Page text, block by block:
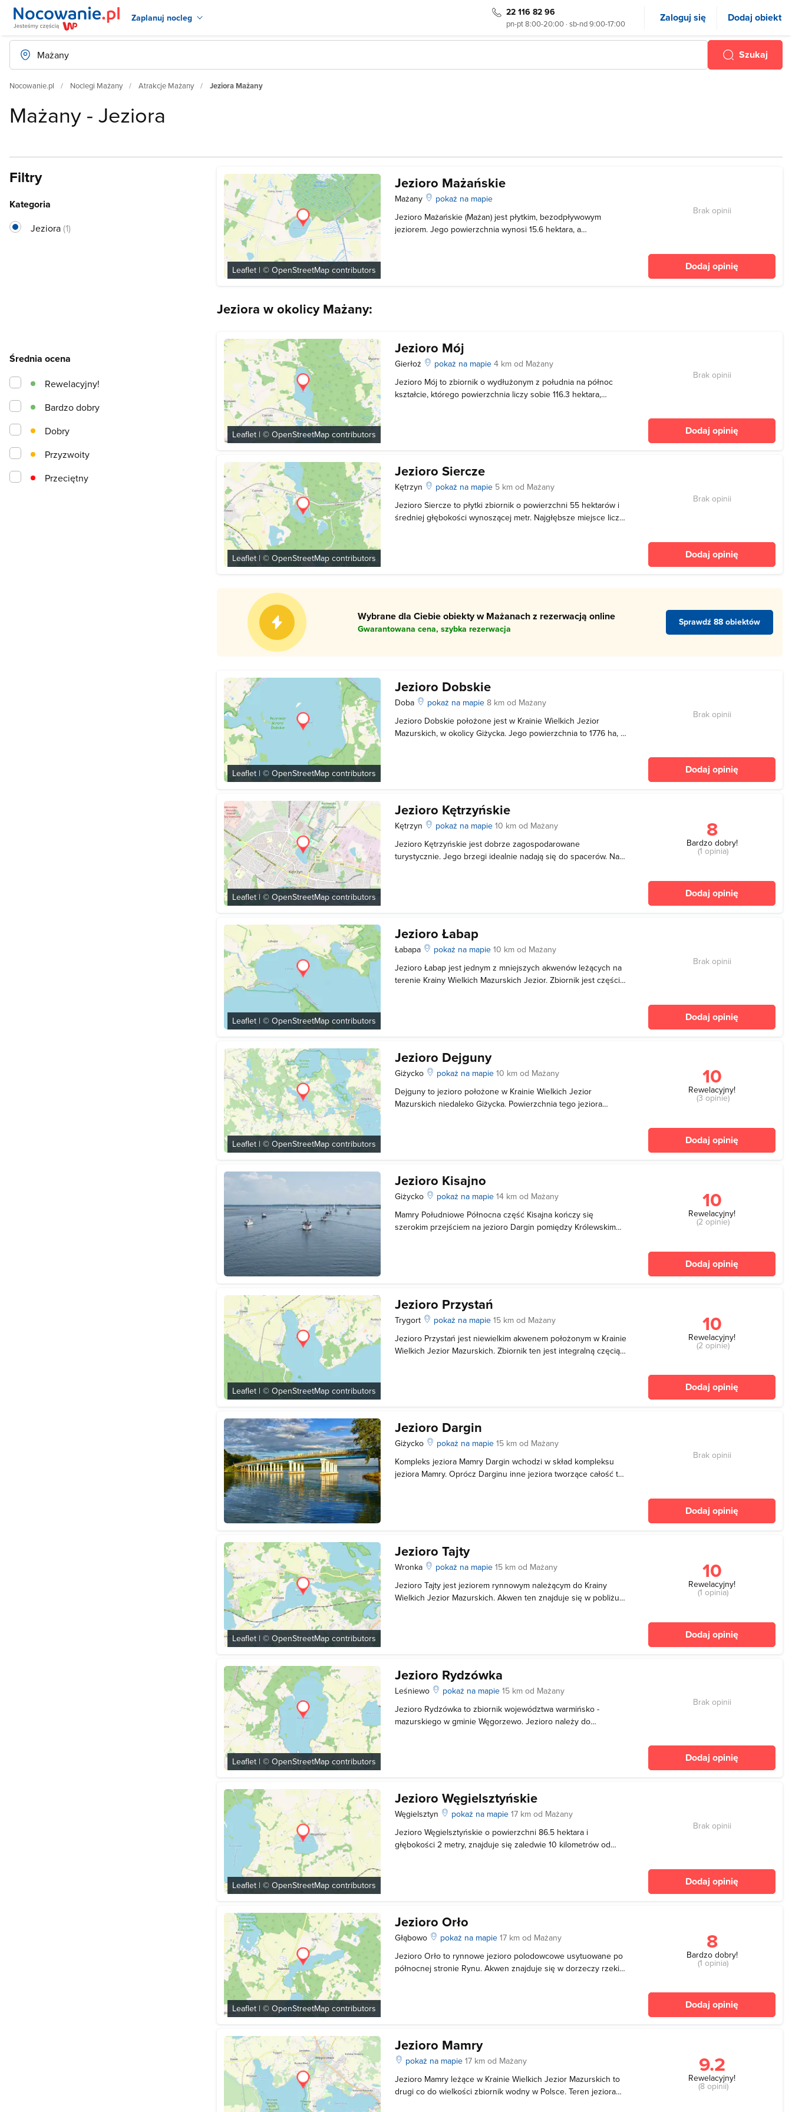
Zaplanuj nocleg 22 116 82 96
pn-pt 8:00-20:00 · sb-nd 9:00-17:00 Zaloguj się Dodaj obiekt
Szukaj
Nocowanie.pl Noclegi Mażany Atrakcje Mażany Jeziora Mażany
Mażany - Jeziora
Leaflet | ©OpenStreetMap contributors
Jezioro Mażańskie
Mażany
pokaż na mapie
Jezioro Mażańskie (Mażan) jest płytkim, bezodpływowym
jeziorem. Jego powierzchnia wynosi 15.6 hektara, a
Brak opinii
Dodaj opinię
Jeziora w okolicy Mażany:
Leaflet | ©OpenStreetMap contributors
Jezioro Mój
Gierłoż pokaż na mapie4 km od Mażany
Jezioro Mój to zbiornik o wydłużonym z południa na północ
kształcie, którego powierzchnia liczy sobie 116.3 hektara,
Brak opinii
Dodaj opinię
Leaflet | ©OpenStreetMap contributors
Jezioro Siercze
Kętrzyn pokaż na mapie 5 km od Mażany
Jezioro Siercze to płytki zbiornik o powierzchni 55 hektarów i
średniej głębokości wynoszącej metr. Najgłębsze miejsce liczy
Brak opinii
Dodaj opinię
Wybrane dla Ciebie obiekty w Mażanach z rezerwacją online
Gwarantowana cena, szybka rezerwacja
Sprawdź 88 obiektów
Leaflet | ©OpenStreetMap contributors
Jezioro Dobskie
Doba pokaż na mapie8 km od Mażany
Jezioro Dobskie położone jest w Krainie Wielkich Jezior
Mazurskich, w okolicy Giżycka. Jego powierzchnia to 1776 ha, a
Brak opinii
Dodaj opinię
Leaflet | ©OpenStreetMap contributors
Jezioro Kętrzyńskie
Kętrzyn pokaż na mapie10 km od Mażany
Jezioro Kętrzyńskie jest dobrze zagospodarowane
turystycznie. Jego brzegi idealnie nadają się do spacerów. Na
8
Bardzo dobry!
(1 opinia)
Dodaj opinię
Leaflet | ©OpenStreetMap contributors
Jezioro Łabap
Łabapa pokaż na mapie10 km od Mażany
Jezioro Łabap jest jednym z mniejszych akwenów leżących na
terenie Krainy Wielkich Mazurskich Jezior. Zbiornik jest częścią
Brak opinii
Dodaj opinię
Leaflet | ©OpenStreetMap contributors
Jezioro Dejguny
Giżycko pokaż na mapie10 km od Mażany
Dejguny to jezioro położone w Krainie Wielkich Jezior
Mazurskich niedaleko Giżycka. Powierzchnia tego jeziora
10
Rewelacyjny!
(3 opinie)
Dodaj opinię
Jezioro Kisajno
Giżycko pokaż na mapie14 km od Mażany
Mamry Południowe Północna część Kisajna kończy się
szerokim przejściem na jezioro Dargin pomiędzy Królewskim
10
Rewelacyjny!
(2 opinie)
Dodaj opinię
Leaflet | ©OpenStreetMap contributors
Jezioro Przystań
Trygort pokaż na mapie15 km od Mażany
Jezioro Przystań jest niewielkim akwenem położonym w Krainie
Wielkich Jezior Mazurskich. Zbiornik ten jest integralną częcią
10
Rewelacyjny!
(2 opinie)
Dodaj opinię
Jezioro Dargin
Giżycko pokaż na mapie15 km od Mażany
Kompleks jeziora Mamry Dargin wchodzi w skład kompleksu
jeziora Mamry. Oprócz Darginu inne jeziora tworzące całość to:
Brak opinii
Dodaj opinię
Leaflet | ©OpenStreetMap contributors
Jezioro Tajty
Wronka pokaż na mapie15 km od Mażany
Jezioro Tajty jest jeziorem rynnowym należącym do Krainy
Wielkich Jezior Mazurskich. Akwen ten znajduje się w pobliżu
10
Rewelacyjny!
(1 opinia)
Dodaj opinię
Leaflet | ©OpenStreetMap contributors
Jezioro Rydzówka
Leśniewo pokaż na mapie15 km od Mażany
Jezioro Rydzówka to zbiornik województwa warmińsko -
mazurskiego w gminie Węgorzewo. Jezioro należy do
Brak opinii
Dodaj opinię
Leaflet | ©OpenStreetMap contributors
Jezioro Węgielsztyńskie
Węgielsztyn pokaż na mapie17 km od Mażany
Jezioro Węgielsztyńskie o powierzchni 86.5 hektara i
głębokości 2 metry, znajduje się zaledwie 10 kilometrów od
Brak opinii
Dodaj opinię
Leaflet | ©OpenStreetMap contributors
Jezioro Orło
Głąbowo pokaż na mapie17 km od Mażany
Jezioro Orło to rynnowe jezioro polodowcowe usytuowane po
północnej stronie Rynu. Akwen znajduje się w dorzeczy rzeki
8
Bardzo dobry!
(1 opinia)
Dodaj opinię
Jezioro Mamry
pokaż na mapie17 km od Mażany
Jezioro Mamry leżące w Krainie Wielkich Jezior Mazurskich to
drugi co do wielkości zbiornik wodny w Polsce. Teren jeziora
9.2
Rewelacyjny!
(8 opinii)
Filtry
Kategoria
Jeziora(1)
Średnia ocena
Przeciętny
Przyzwoity
Dobry
Bardzo dobry
Rewelacyjny!